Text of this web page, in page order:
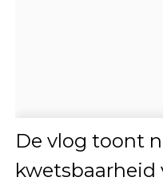
De vlog toont
kwetsbaarheid